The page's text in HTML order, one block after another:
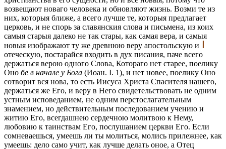
возвещают новаго человека и обновляют жизнь. Возми те из
них, которыя ближе, а всего лучше те, которыя предлагает
церковь, и не спорь за славянския слова и письмена, из коих
самыя старыя далеко не так стары, как самая вера, и самыя
новыя изображают ту же древнюю веру апостольскую и
отеческую, постарайся входить в дух писания, паче всего
держаться верою одного Слова, Котораго нет старее, поелику
Оно бе в начале у Бога (Иоан. I. 1), и нет новее, поелику Оно
сотворит вся нова, то есть Иисуса Христа Спасителя нашего,
держаться же Его, и веру в Него свидетельствовать не одним
устным исповеданием, не одним перстослагательным
знамением, но действительным последованием учению и
житию Его, всегдашнею сердечною молитвою к Нему,
любовию к таинствам Его, послушанием церкви Его. Если
сомневаешься, умеешь ли ты молиться, молись прилежнее, как
умеешь: дело само учит, как лучше делать оное, а Отец